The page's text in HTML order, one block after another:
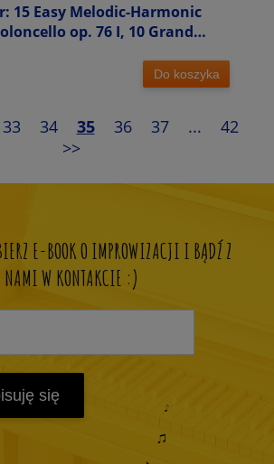
15 Easy Melodic-Harmonic
op. 76 I, 10 Grand
Do koszyka
33 34 35 36 37 ...
42
>>
E-BOOK O IMPROWIZACJI I BĄDŹ Z
NAMI W KONTAKCIE :)
się